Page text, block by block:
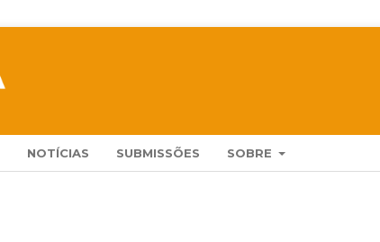
NOTÍCIAS SUBMISSÕES SOBRE